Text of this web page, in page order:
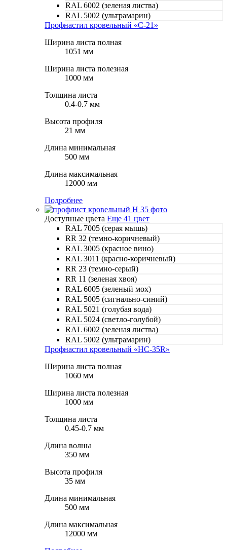
RAL 6002 (зеленая листва)
RAL 5002 (ультрамарин)
Профнастил кровельный «С-21»
Ширина листа полная
1051 мм
Ширина листа полезная
1000 мм
Толщина листа
0.4-0.7 мм
Высота профиля
21 мм
Длина минимальная
500 мм
Длина максимальная
12000 мм
Подробнее
Доступные цвета Еще 41 цвет
RAL 7005 (серая мышь)
RR 32 (темно-коричневый)
RAL 3005 (красное вино)
RAL 3011 (красно-коричневый)
RR 23 (темно-серый)
RR 11 (зеленая хвоя)
RAL 6005 (зеленый мох)
RAL 5005 (сигнально-синий)
RAL 5021 (голубая вода)
RAL 5024 (светло-голубой)
RAL 6002 (зеленая листва)
RAL 5002 (ультрамарин)
Профнастил кровельный «НС-35R»
Ширина листа полная
1060 мм
Ширина листа полезная
1000 мм
Толщина листа
0.45-0.7 мм
Длина волны
350 мм
Высота профиля
35 мм
Длина минимальная
500 мм
Длина максимальная
12000 мм